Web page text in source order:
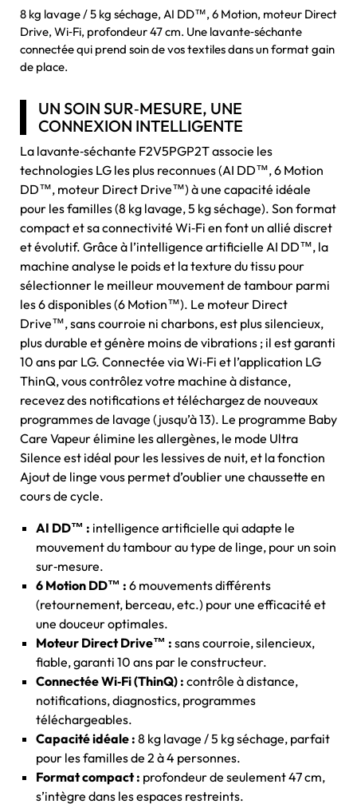
8 kg lavage / 5 kg séchage, AI DD™, 6 Motion, moteur Direct
Drive, Wi‑Fi, profondeur 47 cm. Une lavante‑séchante
connectée qui prend soin de vos textiles dans un format gain
de place.
UN SOIN SUR‑MESURE, UNE
CONNEXION INTELLIGENTE
La lavante‑séchante F2V5PGP2T associe les
technologies LG les plus reconnues (AI DD™, 6 Motion
DD™, moteur Direct Drive™) à une capacité idéale
pour les familles (8 kg lavage, 5 kg séchage). Son format
compact et sa connectivité Wi‑Fi en font un allié discret
et évolutif. Grâce à l’intelligence artificielle AI DD™, la
machine analyse le poids et la texture du tissu pour
sélectionner le meilleur mouvement de tambour parmi
les 6 disponibles (6 Motion™). Le moteur Direct
Drive™, sans courroie ni charbons, est plus silencieux,
plus durable et génère moins de vibrations ; il est garanti
10 ans par LG. Connectée via Wi‑Fi et l’application LG
ThinQ, vous contrôlez votre machine à distance,
recevez des notifications et téléchargez de nouveaux
programmes de lavage (jusqu’à 13). Le programme Baby
Care Vapeur élimine les allergènes, le mode Ultra
Silence est idéal pour les lessives de nuit, et la fonction
Ajout de linge vous permet d’oublier une chaussette en
cours de cycle.
AI DD™ : intelligence artificielle qui adapte le
mouvement du tambour au type de linge, pour un soin
sur‑mesure.
6 Motion DD™ : 6 mouvements différents
(retournement, berceau, etc.) pour une efficacité et
une douceur optimales.
Moteur Direct Drive™ : sans courroie, silencieux,
fiable, garanti 10 ans par le constructeur.
Connectée Wi‑Fi (ThinQ) : contrôle à distance,
notifications, diagnostics, programmes
téléchargeables.
Capacité idéale : 8 kg lavage / 5 kg séchage, parfait
pour les familles de 2 à 4 personnes.
Format compact : profondeur de seulement 47 cm,
s’intègre dans les espaces restreints.